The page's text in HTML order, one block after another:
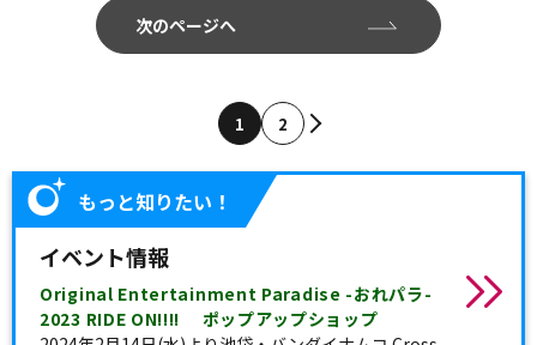
次のページへ
1 2
もっと知りたい！
イベント情報
Original Entertainment Paradise -おれパラ-
2023 RIDE ON!!!! ポップアップショップ